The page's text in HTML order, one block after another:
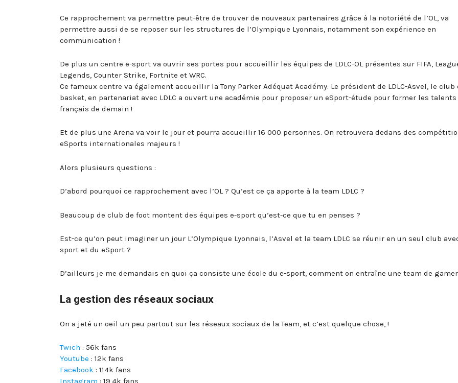
Ce rapprochement va permettre peut-être de trouver de nouveaux partenaires grâce à la notoriété de l’OL, va
permettre aussi de se reposer sur les structures de l’Olympique Lyonnais, notamment son expérience en
communication !
De plus un centre e-sport va ouvrir ses portes pour accueillir les équipes de LDLC-OL présentes sur FIFA,
Legends, Counter Strike, Fortnite et WRC.
Ce fameux centre va également accueillir la Tony Parker Adéquat Académy. Le président de LDLC-Asvel, le club
basket, en partenariat avec LDLC a ouvert une académie pour proposer un eSport-étude pour former les talents
français de demain !
Et de plus une Arena va voir le jour et pourra accueillir 16 000 personnes. On retrouvera dedans des
eSports internationales majeurs !
Alors plusieurs questions :
D’abord pourquoi ce rapprochement avec l’OL ? Qu’est ce ça apporte à la team LDLC ?
Beaucoup de club de foot montent des équipes e-sport qu’est-ce que tu en penses ?
Est-ce qu’on peut imaginer un jour L’Olympique Lyonnais, l’Asvel et la team LDLC se réunir en un seul club
sport et du eSport ?
D’ailleurs je me demandais en quoi ça consiste une école du e-sport, comment on entraîne une team de
La gestion des réseaux sociaux
On a jeté un oeil un peu partout sur les réseaux sociaux de la Team, et c’est quelque chose, !
Twich : 56k fans
Youtube : 12k fans
Facebook : 114k fans
Instagram : 19,4k fans